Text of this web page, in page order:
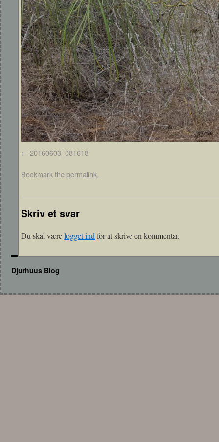
20160603_081618
Bookmark the permalink.
Skriv et svar
Du skal værelogget ind for at skrive en kommentar.
Djurhuus Blog